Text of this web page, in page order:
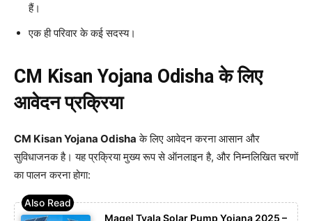
हैं।
एक ही परिवार के कई सदस्य।
CM Kisan Yojana Odisha के लिए
आवेदन प्रक्रिया
CM Kisan Yojana Odisha के लिए आवेदन करना आसान और
सुविधाजनक है। यह प्रक्रिया मुख्य रूप से ऑनलाइन है, और निम्नलिखित चरणों
का पालन करना होगा:
Magel Tyala Solar Pump Yojana 2025 –